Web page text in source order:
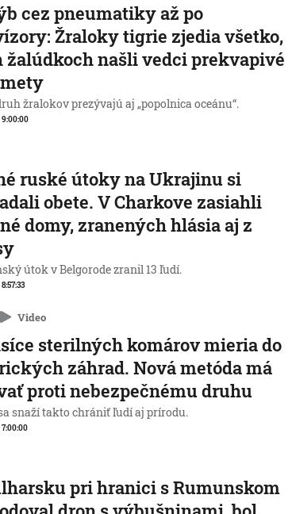
cez pneumatiky až po
Žraloky tigrie zjedia všetko,
žalúdkoch našli vedci prekvapivé
žralokov prezývajú aj „popolnica oceánu“.
9:00:00
ruské útoky na Ukrajinu si
obete. V Charkove zasiahli
domy, zranených hlásia aj z
útok v Belgorode zranil 13 ľudí.
Video
sterilných komárov mieria do
záhrad. Nová metóda má
proti nebezpečnému druhu
snaží takto chrániť ľudí aj prírodu.
pri hranici s Rumunskom